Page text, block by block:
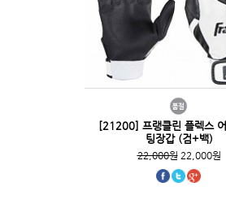
[21200] 프랭클린 플렉스
팅장갑 (검+백)
22,000원22,000원